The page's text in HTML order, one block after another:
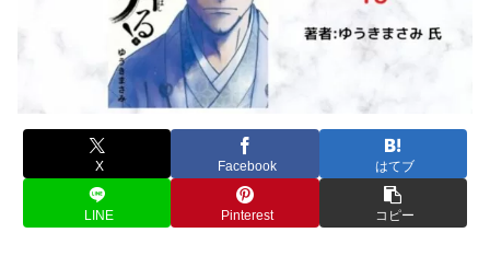
X Facebook はてブ
LINE Pinterest コピー